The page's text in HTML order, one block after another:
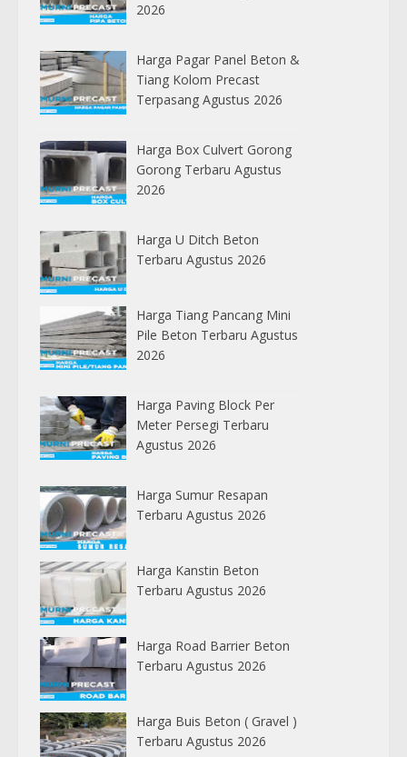
2026
Harga Pagar Panel Beton &
Tiang Kolom Precast
Terpasang Agustus 2026
Harga Box Culvert Gorong
Gorong Terbaru Agustus
2026
Harga U Ditch Beton
Terbaru Agustus 2026
Harga Tiang Pancang Mini
Pile Beton Terbaru Agustus
2026
Harga Paving Block Per
Meter Persegi Terbaru
Agustus 2026
Harga Sumur Resapan
Terbaru Agustus 2026
Harga Kanstin Beton
Terbaru Agustus 2026
Harga Road Barrier Beton
Terbaru Agustus 2026
Harga Buis Beton ( Gravel )
Terbaru Agustus 2026